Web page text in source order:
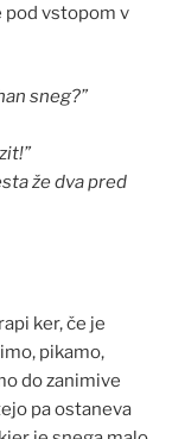
pod vstopom v
sneg?”
že dva pred
ker, če je
pikamo,
do zanimive
pa ostaneva